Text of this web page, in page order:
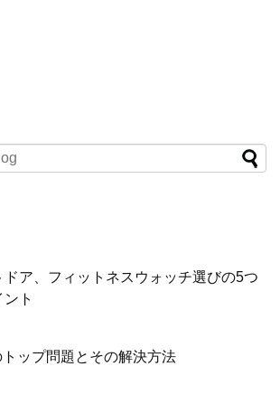
ドア、フィットネスウォッチ選びの5つ
ト
トップ問題とその解決方法